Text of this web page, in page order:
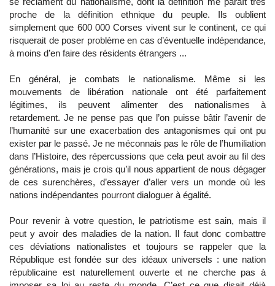
proche de la définition ethnique du peuple. Ils oublient
simplement que 600 000 Corses vivent sur le continent, ce qui
risquerait de poser problème en cas d’éventuelle indépendance,
à moins d’en faire des résidents étrangers ...
En général, je combats le nationalisme. Même si les
mouvements de libération nationale ont été parfaitement
légitimes, ils peuvent alimenter des nationalismes à
retardement. Je ne pense pas que l’on puisse bâtir l’avenir de
l’humanité sur une exacerbation des antagonismes qui ont pu
exister par le passé. Je ne méconnais pas le rôle de l’humiliation
dans l’Histoire, des répercussions que cela peut avoir au fil des
générations, mais je crois qu’il nous appartient de nous dégager
de ces surenchères, d’essayer d’aller vers un monde où les
nations indépendantes pourront dialoguer à égalité.
Pour revenir à votre question, le patriotisme est sain, mais il
peut y avoir des maladies de la nation. Il faut donc combattre
ces déviations nationalistes et toujours se rappeler que la
République est fondée sur des idéaux universels : une nation
républicaine est naturellement ouverte et ne cherche pas à